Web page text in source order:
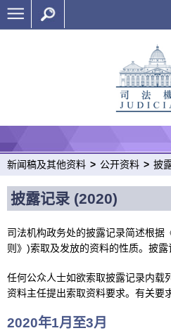
新闻稿及其他资料 > 公开资料 > 披
披露记录 (2020)
司法机构政务处的披露记录简述根据
则》)索取及发放的资料的性质。披露
任何公众人士如欲索取披露记录内载
资料主任提出索取资料要求。有关要
2020年1月至3月